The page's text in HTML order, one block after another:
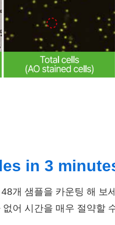
in 3
개 샘플을 카운팅 해 보
어 시간을 매우 절약할